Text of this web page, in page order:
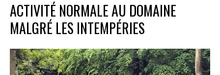
ACTIVITÉ NORMALE AU DOMAINE
MALGRÉ LES INTEMPÉRIES